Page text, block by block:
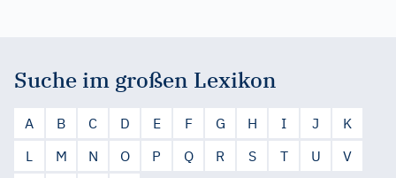
Suche im großen Lexikon
A B C D E F G H I J
K
L
M N O P Q R S T U
V